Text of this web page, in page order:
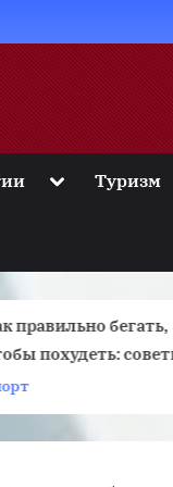
ToggleТуризм
правильно бегать,
похудеть: